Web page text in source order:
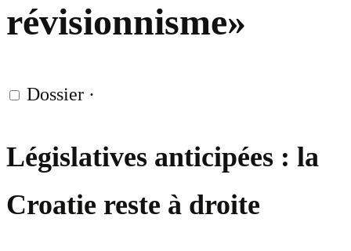
révisionnisme»
Dossier ·
Législatives anticipées : la
Croatie reste à droite